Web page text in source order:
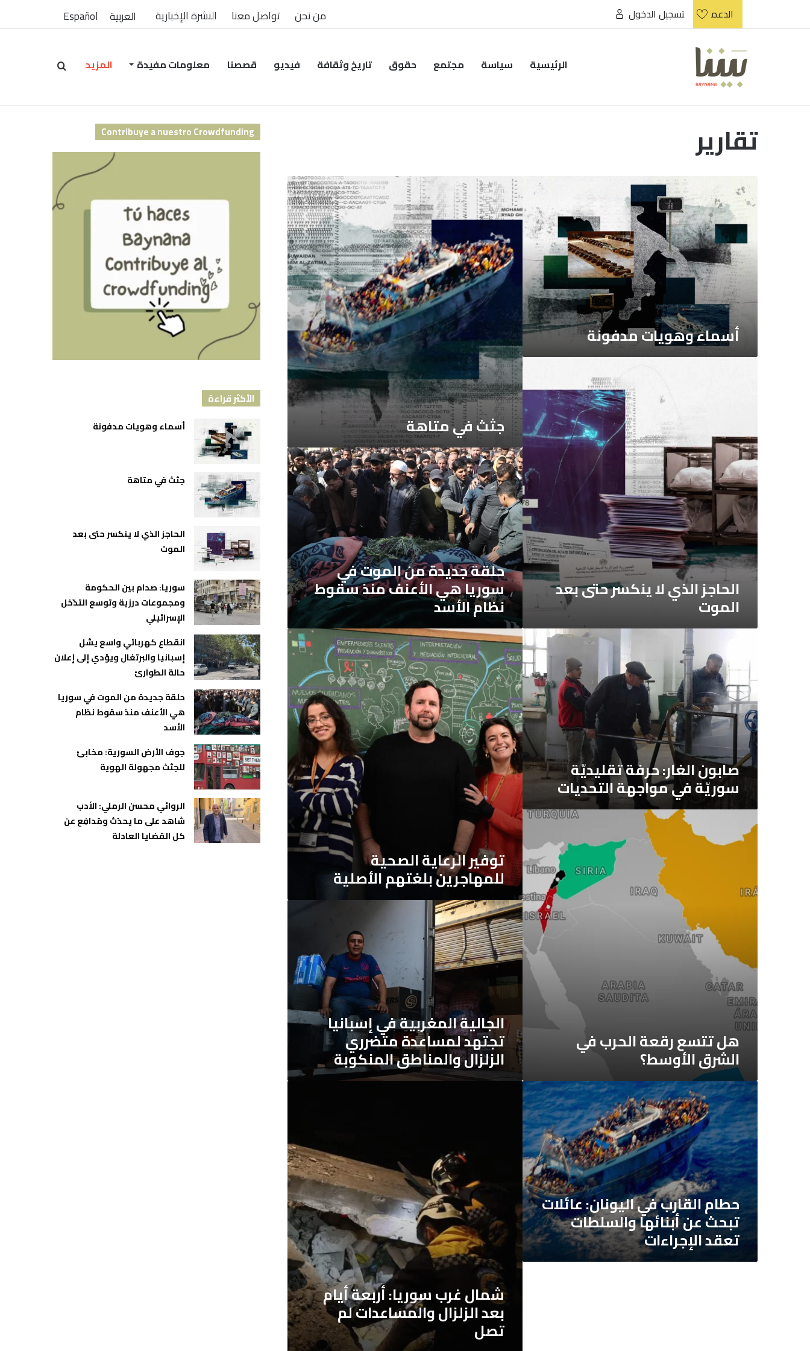
الدعم تسجيل الدخول من نحن تواصل معنا النشرة الإخبارية العربية Español
الرئيسية سياسة مجتمع حقوق تاريخ وثقافة فيديو قصصنا معلومات مفيدة المزيد بحث
تقارير
أسماء
وهويات
مدفونة
أسماء وهويات مدفونة
جثث
في
متاهة
جثث في متاهة
الحاجز
بعد
الموت
الحاجز الذي لا ينكسر حتى بعد
الموت
حلقة
جديدة
من
الموت
في
سوريا
هي
الأعنف
منذ
سقوط
نظام
الأسد
حلقة جديدة من الموت في
سوريا هي الأعنف منذ سقوط
نظام الأسد
صابون
حرفة
تقليديّة
سوريّة
في
مواجهة
التحديات
صابون الغار: حرفة تقليديّة
سوريّة في مواجهة التحديات
توفير
الرعاية
الصحية
للمهاجرين
بلغتهم
الأصلية
توفير الرعاية الصحية
للمهاجرين بلغتهم الأصلية
هل
تتسع
رقعة
الشرق
هل تتسع رقعة الحرب في
الشرق الأوسط؟
الجالية
المغربية
في
إسبانيا
تجتهد
لمساعدة
الزلزال
والمناطق
المنكوبة
الجالية المغربية في إسبانيا
تجتهد لمساعدة متضرري
الزلزال والمناطق المنكوبة
حطام
القارب
في
اليونان:
عائلات
تبحث
عن
أبنائها
والسلطات
تعقد
الإجراءات
حطام القارب في اليونان: عائلات
تبحث عن أبنائها والسلطات
تعقد الإجراءات
شمال
غرب
سوريا:
أربعة
أيام
بعد
الزلزال
والمساعدات
لم
تصل
شمال غرب سوريا: أربعة أيام
بعد الزلزال والمساعدات لم
تصل
Contribuye a nuestro Crowdfunding
الأكثر قراءة
أسماء وهويات مدفونة
جثث في متاهة
الحاجز الذي لا ينكسر حتى بعد
الموت
سوريا: صدام بين الحكومة
ومجموعات درزية وتوسع التدّخل
الإسرائيلي
انقطاع كهربائي واسع يشل
إسبانيا والبرتغال ويؤدي إلى إعلان
حالة الطوارئ
حلقة جديدة من الموت في سوريا
هي الأعنف منذ سقوط نظام
الأسد
جوف الأرض السورية: مخابئ
للجثث مجهولة الهوية
الروائي محسن الرملي: الأدب
شاهد على ما يحدُث ومُدافِع عن
كل القضايا العادلة